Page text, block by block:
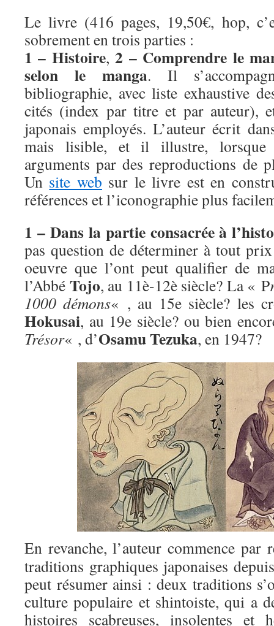
Le livre (416 pages, 19,50€, hop,
sobrement en trois parties :
1 – Histoire,2 – Comprendre le
selon le manga. Il
bibliographie, avec liste exhaustive
cités (index par titre et par auteur),
japonais employés. L’auteur écrit
mais lisible, et il illustre, lorsque
arguments par des reproductions de
Un site web sur le livre est en
références et l’iconographie plus
1 – Dans la partie consacrée à
pas question de déterminer à tout
oeuvre que l’ont peut qualifier de
l’Abbé Tojo, au 11è-12è siècle? La « P
1000 démons« , au 15e siècle? les
Hokusai, au 19e siècle? ou bien
Trésor« , d’Osamu Tezuka, en 1947?
En revanche, l’auteur commence par
traditions graphiques japonaises
peut résumer ainsi : deux traditions
culture populaire et shintoiste, qui a
histoires scabreuses, insolentes et